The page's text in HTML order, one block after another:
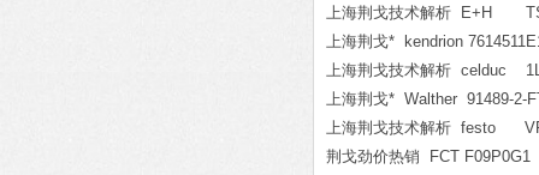
上海荆戈技术解析 E+H
上海荆戈* kendrion
上海荆戈技术解析 celduc
上海荆戈* Walther 91489-2-
上海荆戈技术解析 festo
荆戈劲价热销 FCT F09P0G1